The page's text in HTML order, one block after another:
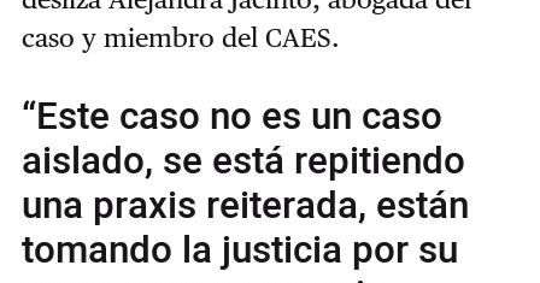
caso y miembro del CAES.
“Este caso no es un caso
aislado, se está repitiendo
una praxis reiterada, están
tomando la justicia por su